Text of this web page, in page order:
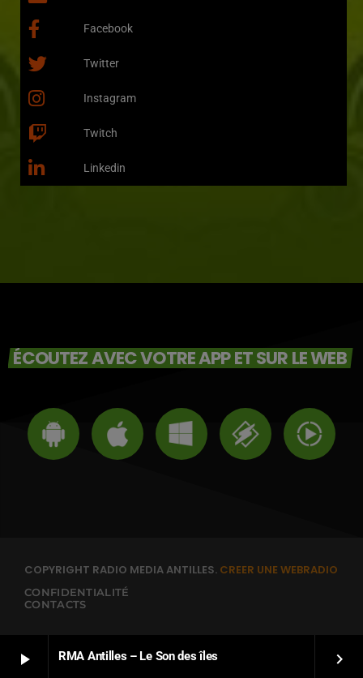
play_arrow RMA Antilles – Le Son des îles keyboard_arrow_right
Facebook
Twitter
Instagram
Twitch
Linkedin
ÉCOUTEZ AVEC VOTRE APP ET SUR LE WEB
COPYRIGHT RADIO MEDIA ANTILLES. CREER UNE WEBRADIO
CONFIDENTIALITÉ
CONTACTS